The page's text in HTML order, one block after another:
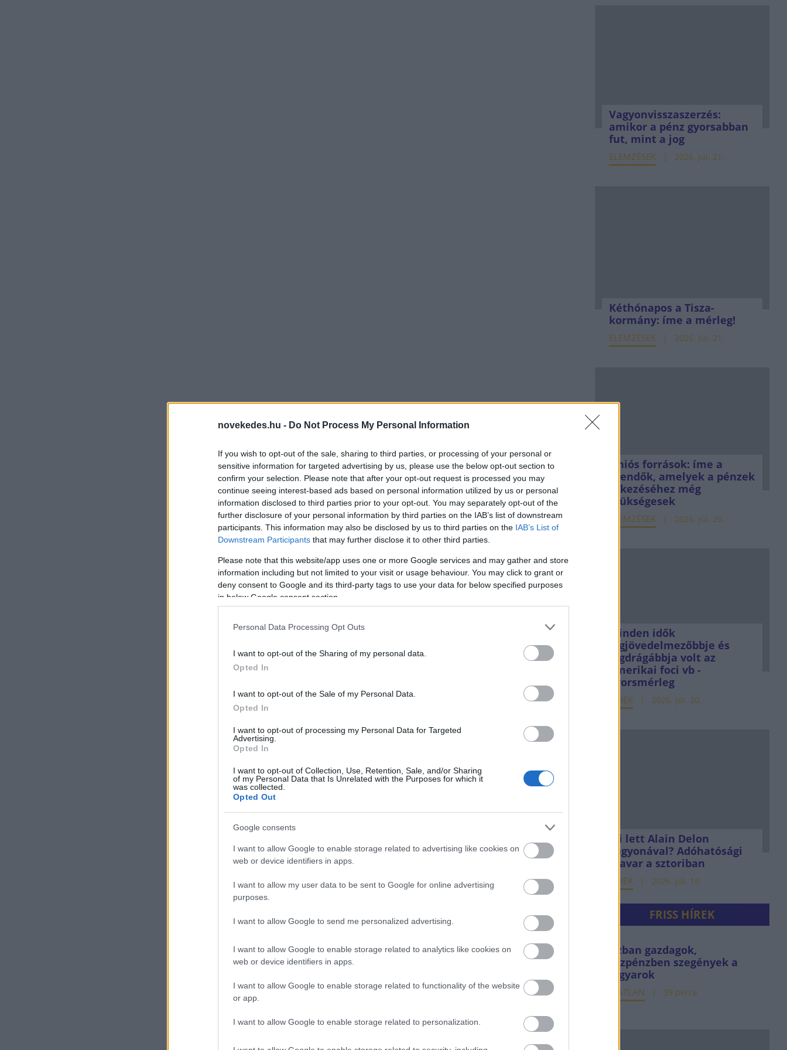
novekedes.hu - Do Not Process My Personal Information
If you wish to opt-out of the sale, sharing to third parties, or processing of your personal or
sensitive information for targeted advertising by us, please use the below opt-out section to
confirm your selection. Please note that after your opt-out request is processed you may
continue seeing interest-based ads based on personal information utilized by us or personal
information disclosed to third parties prior to your opt-out. You may separately opt-out of the
further disclosure of your personal information by third parties on the IAB’s list of downstream
participants. This information may also be disclosed by us to third parties on the IAB’s List of
Downstream Participants that may further disclose it to other third parties.
Please note that this website/app uses one or more Google services and may gather and store
information including but not limited to your visit or usage behaviour. You may click to grant or
deny consent to Google and its third-party tags to use your data for below specified purposes
in below Google consent section.
Personal Data Processing Opt Outs
I want to opt-out of the Sharing of my personal data.
Opted In
I want to opt-out of the Sale of my Personal Data.
Opted In
I want to opt-out of processing my Personal Data for Targeted
Advertising.
Opted In
I want to opt-out of Collection, Use, Retention, Sale, and/or Sharing
of my Personal Data that Is Unrelated with the Purposes for which it
was collected.
Opted Out
Google consents
I want to allow Google to enable storage related to advertising like cookies on
web or device identifiers in apps.
I want to allow my user data to be sent to Google for online advertising
purposes.
I want to allow Google to send me personalized advertising.
I want to allow Google to enable storage related to analytics like cookies on
web or device identifiers in apps.
I want to allow Google to enable storage related to functionality of the website
or app.
I want to allow Google to enable storage related to personalization.
Vagyonvisszaszerzés:
amikor a pénz gyorsabban
fut, mint a jog
ELEMZÉSEK 2026. júl. 21.
Kéthónapos a Tisza-
kormány: íme a mérleg!
ELEMZÉSEK 2026. júl. 21.
Uniós források: íme a
teendők, amelyek a pénzek
érkezéséhez még
szükségesek
ELEMZÉSEK 2026. júl. 20.
Minden idők
legjövedelmezőbbje és
legdrágábbja volt az
amerikai foci vb -
gyorsmérleg
HÍREK 2026. júl. 20.
Mi lett Alain Delon
vagyonával? Adóhatósági
csavar a sztoriban
HÍREK 2026. júl. 19.
FRISS HÍREK
Házban gazdagok,
készpénzben szegények a
magyarok
INGATLAN 39 perce